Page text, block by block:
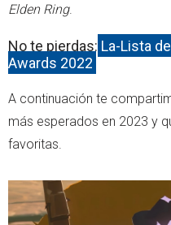
Elden Ring.
No te pierdas: La-Lista
Awards 2022
A continuación te
más esperados en 2023 y
favoritas.